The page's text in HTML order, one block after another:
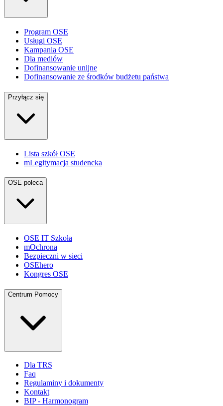
Program OSE
Usługi OSE
Kampania OSE
Dla mediów
Dofinansowanie unijne
Dofinansowanie ze środków budżetu państwa
Przyłącz się
Lista szkół OSE
mLegitymacja studencka
OSE poleca
OSE IT Szkoła
mOchrona
Bezpieczni w sieci
OSEhero
Kongres OSE
Centrum Pomocy
Dla TRS
Faq
Regulaminy i dokumenty
Kontakt
BIP - Harmonogram